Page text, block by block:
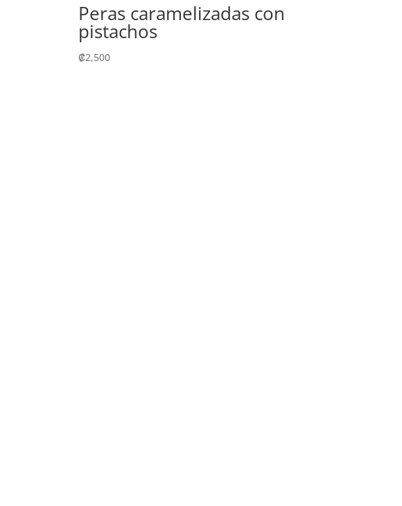
Peras caramelizadas con
pistachos
₡2,500